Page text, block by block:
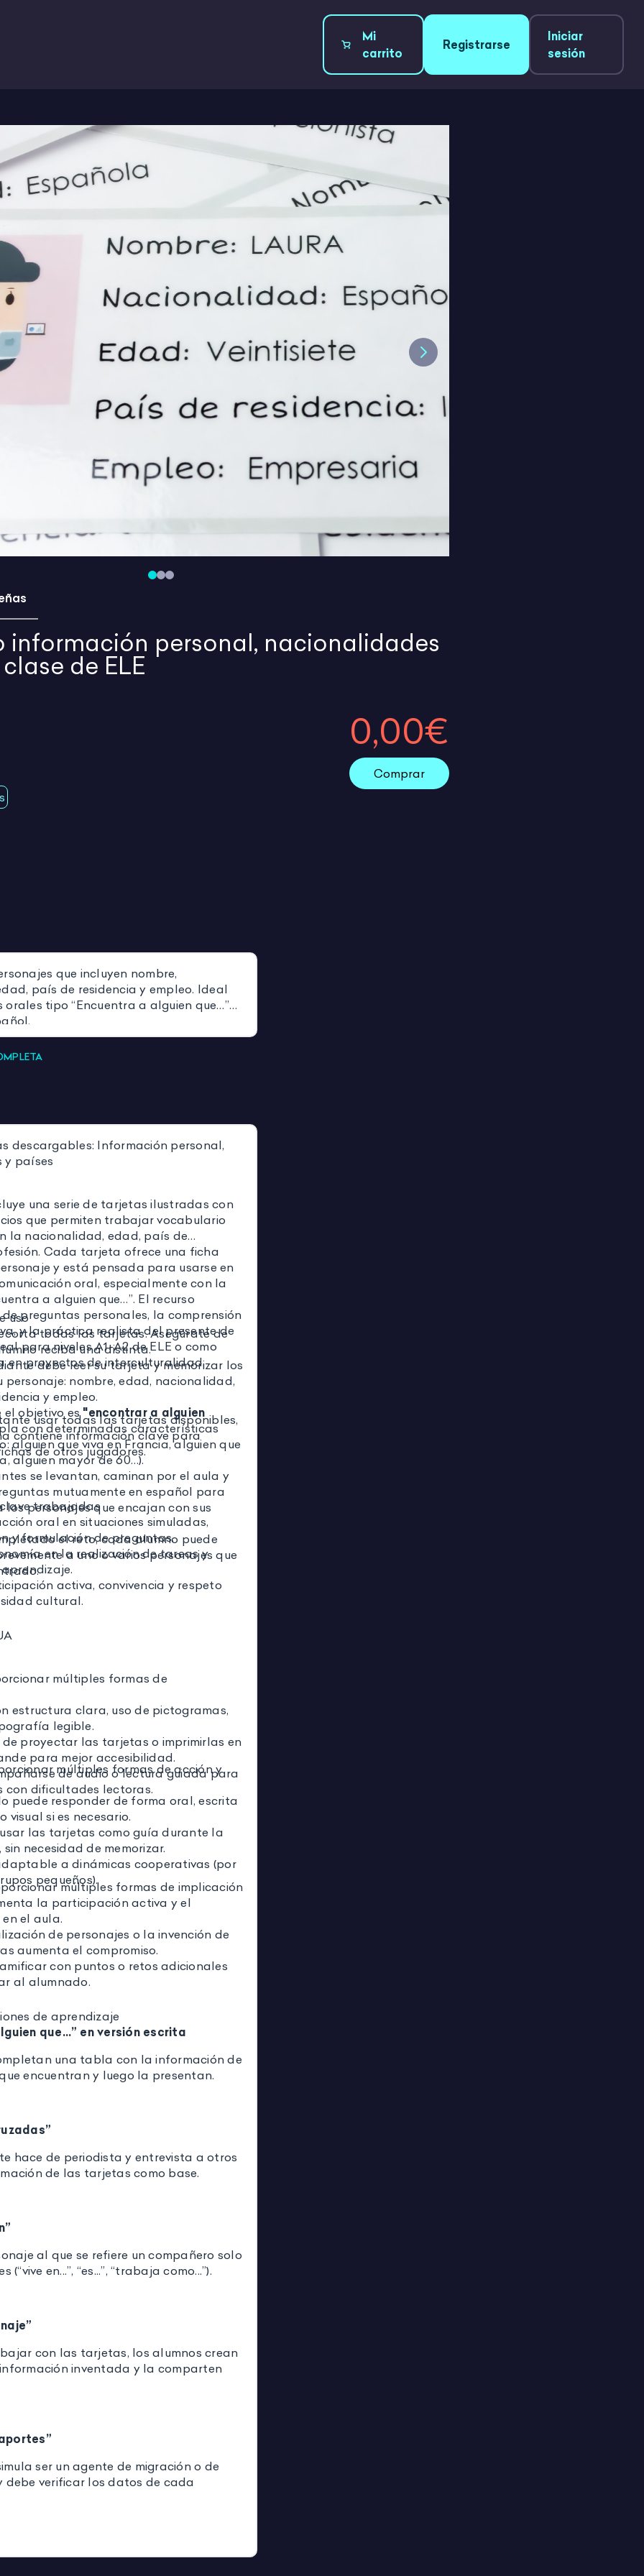
Mi
carrito
Registrarse
Iniciar
sesión
Next
información personal, nacionalidades
de ELE
que incluyen nombre,
país de residencia y empleo. Ideal
tipo “Encuentra a alguien que…”
descargables: Información personal,
y países
una serie de tarjetas ilustradas con
que permiten trabajar vocabulario
la nacionalidad, edad, país de
Cada tarjeta ofrece una ficha
y está pensada para usarse en
oral, especialmente con la
a alguien que…”. El recurso
preguntas personales, la comprensión
y la práctica realista del presente de
para niveles A1-A2 de ELE o como
en proyectos de interculturalidad.
uso
todas las tarjetas. Asegúrate de
reciba una distinta.
debe leer su tarjeta y memorizar los
personaje: nombre, edad, nacionalidad,
y empleo.
el objetivo es "encontrar a alguien
con determinadas características
alguien que viva en Francia, alguien que
alguien mayor de 60…).
se levantan, caminan por el aula y
mutuamente en español para
los personajes que encajan con sus
el reto, cada alumno puede
a uno o varios personajes que
usar todas las tarjetas disponibles,
contiene información clave para
de otros jugadores.
trabajadas
oral en situaciones simuladas,
y formulación de preguntas.
en la realización de tareas y
activa, convivencia y respeto
cultural.
múltiples formas de
estructura clara, uso de pictogramas,
legible.
proyectar las tarjetas o imprimirlas en
para mejor accesibilidad.
de audio o lectura guiada para
con dificultades lectoras.
múltiples formas de acción y
puede responder de forma oral, escrita
visual si es necesario.
las tarjetas como guía durante la
necesidad de memorizar.
a dinámicas cooperativas (por
pequeños).
múltiples formas de implicación
la participación activa y el
en el aula.
de personajes o la invención de
aumenta el compromiso.
con puntos o retos adicionales
al alumnado.
de aprendizaje
que…” en versión escrita
una tabla con la información de
encuentran y luego la presentan.
hace de periodista y entrevista a otros
de las tarjetas como base.
al que se refiere un compañero solo
en...”, “es...”, “trabaja como...”).
con las tarjetas, los alumnos crean
inventada y la comparten
ser un agente de migración o de
debe verificar los datos de cada
0,00€
Comprar